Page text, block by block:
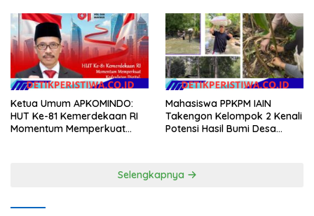
Masyarakat
Ketua Umum APKOMINDO:
HUT Ke-81 Kemerdekaan RI
Momentum Memperkuat
Mahasiswa PPKPM IAIN
Takengon Kelompok 2 Kenali
Potensi Hasil Bumi Desa
Selengkapnya